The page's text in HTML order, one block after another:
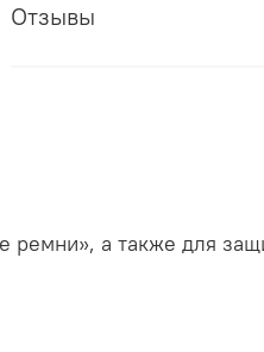
Отзывы
ремни», а также для